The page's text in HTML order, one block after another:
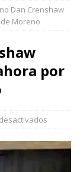
Dan Crenshaw
Moreno
por